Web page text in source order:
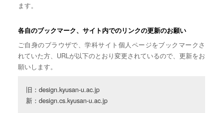
ます。
各自のブックマーク、サイト内でのリンクの更新のお願い
ご自身のブラウザで、学科サイト個人ページをブックマークさ
れていた方、URLが以下のとおり変更されているので、更新をお
願いします。
旧：design.kyusan-u.ac.jp
新：design.cs.kyusan-u.ac.jp